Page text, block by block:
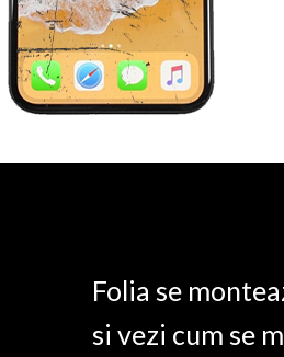
Folia se
si vezi cum se